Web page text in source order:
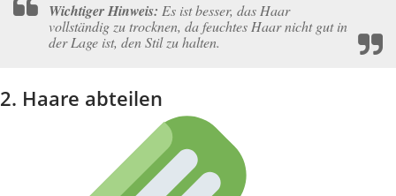
Wichtiger Hinweis: Es ist besser, das Haar
vollständig zu trocknen, da feuchtes Haar nicht gut in
der Lage ist, den Stil zu halten.
2. Haare abteilen